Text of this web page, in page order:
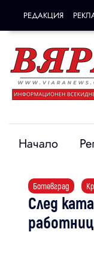
РЕДАКЦИЯ
Начало
Ботевград
След